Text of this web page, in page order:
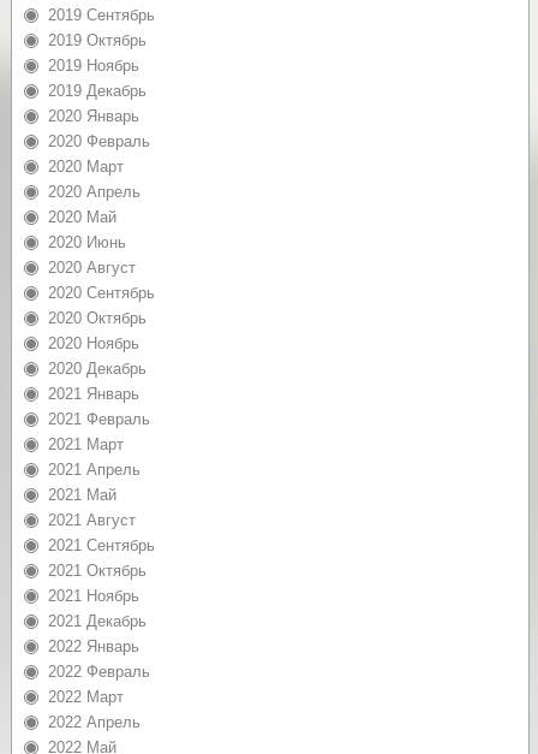
2019 Сентябрь
2019 Октябрь
2019 Ноябрь
2019 Декабрь
2020 Январь
2020 Февраль
2020 Март
2020 Апрель
2020 Май
2020 Июнь
2020 Август
2020 Сентябрь
2020 Октябрь
2020 Ноябрь
2020 Декабрь
2021 Январь
2021 Февраль
2021 Март
2021 Апрель
2021 Май
2021 Август
2021 Сентябрь
2021 Октябрь
2021 Ноябрь
2021 Декабрь
2022 Январь
2022 Февраль
2022 Март
2022 Апрель
2022 Май